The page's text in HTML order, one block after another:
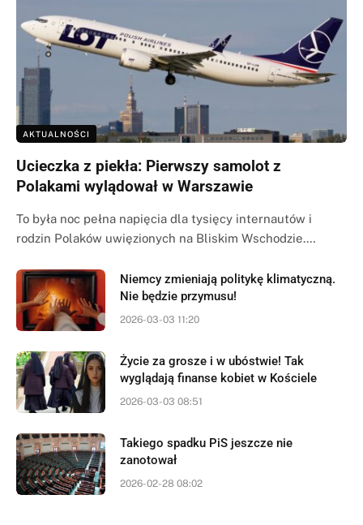
AKTUALNOŚCI
Ucieczka z piekła: Pierwszy samolot z
Polakami wylądował w Warszawie
To była noc pełna napięcia dla tysięcy internautów i
rodzin Polaków uwięzionych na Bliskim Wschodzie.…
Niemcy zmieniają politykę klimatyczną.
Nie będzie przymusu!
2026-03-03 11:20
Życie za grosze i w ubóstwie! Tak
wyglądają finanse kobiet w Kościele
2026-03-03 08:51
Takiego spadku PiS jeszcze nie
zanotował
2026-02-28 08:02